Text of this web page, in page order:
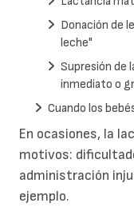
En ocasiones, la
motivos:
administración
ejemplo.
Donación de
leche"
Supresión de
inmediato o
Cuando los